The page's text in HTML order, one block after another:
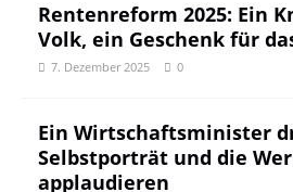
Rentenreform 2025: Ein
Volk, ein Geschenk für
7. Dezember 2025 0
Ein Wirtschaftsminister
Selbstporträt und die
applaudieren